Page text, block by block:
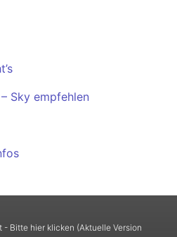
Sky empfehlen
Bitte hier klicken (Aktuelle Version